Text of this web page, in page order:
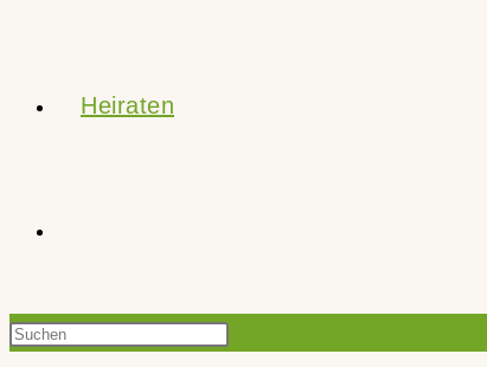
Heiraten
Suche
Press